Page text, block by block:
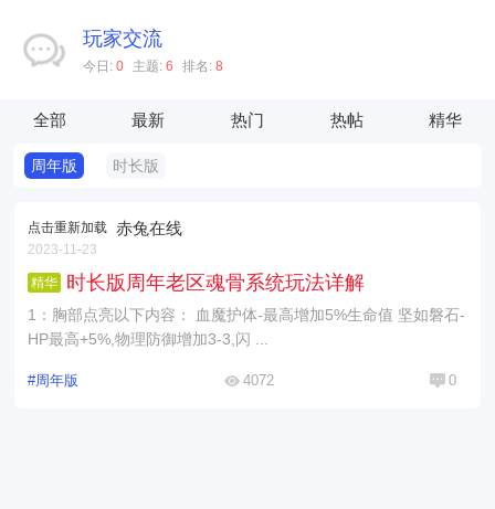
玩家交流
今日: 0 主题: 6 排名: 8
全部 最新 热门 热帖 精华
周年版 时长版
点击重新加载 赤兔在线
2023-11-23
精华 时长版周年老区魂骨系统玩法详解
1：胸部点亮以下内容： 血魔护体-最高增加5%生命值 坚如磐石-
HP最高+5%,物理防御增加3-3,闪 ...
#周年版 4072 0